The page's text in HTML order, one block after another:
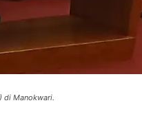
di Manokwari.